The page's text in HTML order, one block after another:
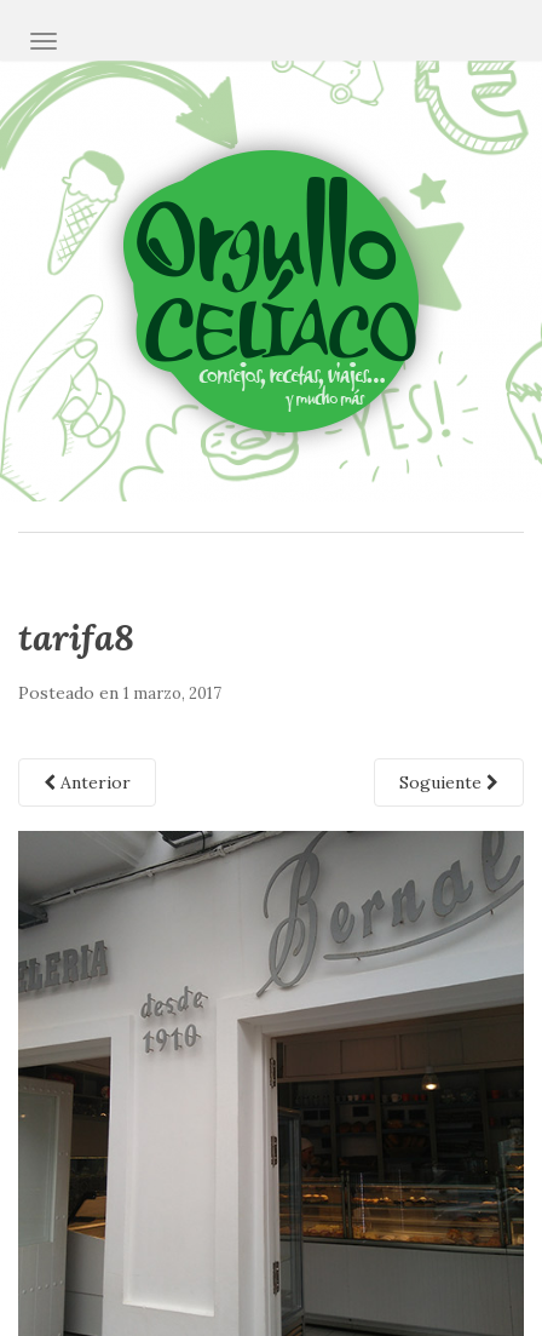
CAMBIAR NAVEGACIÓN
tarifa8
Posteado en 1 marzo, 2017
Anterior Soguiente